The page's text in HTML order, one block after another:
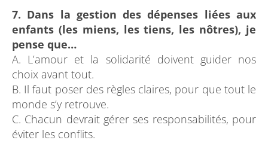
7. Dans la gestion des dépenses liées aux
enfants (les miens, les tiens, les nôtres), je
pense que…
A. L’amour et la solidarité doivent guider nos
choix avant tout.
B. Il faut poser des règles claires, pour que tout le
monde s’y retrouve.
C. Chacun devrait gérer ses responsabilités, pour
éviter les conflits.